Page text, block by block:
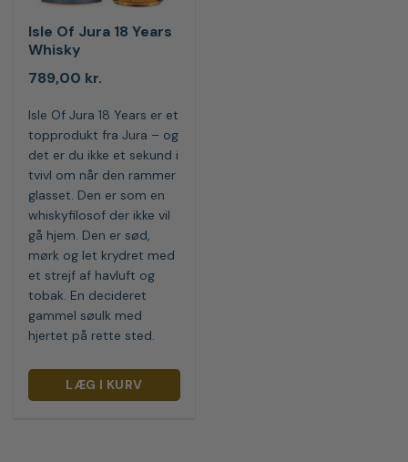
Isle Of Jura 18 Years
Whisky
789,00 kr.
Isle Of Jura 18 Years er et
topprodukt fra Jura – og
det er du ikke et sekund i
tvivl om når den rammer
glasset. Den er som en
whiskyfilosof der ikke vil
gå hjem. Den er sød,
mørk og let krydret med
et strejf af havluft og
tobak. En decideret
gammel søulk med
hjertet på rette sted.
LÆG I KURV